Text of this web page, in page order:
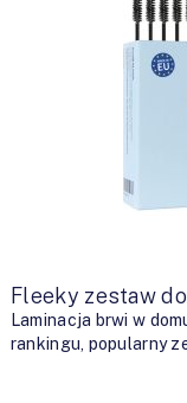
Fleeky zestaw
Laminacja brwi w
rankingu, popularny